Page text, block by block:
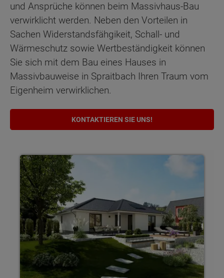
und Ansprüche können beim Massivhaus-Bau
verwirklicht werden. Neben den Vorteilen in
Sachen Widerstandsfähgikeit, Schall- und
Wärmeschutz sowie Wertbeständigkeit können
Sie sich mit dem Bau eines Hauses in
Massivbauweise in Spraitbach Ihren Traum vom
Eigenheim verwirklichen.
KONTAKTIEREN SIE UNS!
Bungalows